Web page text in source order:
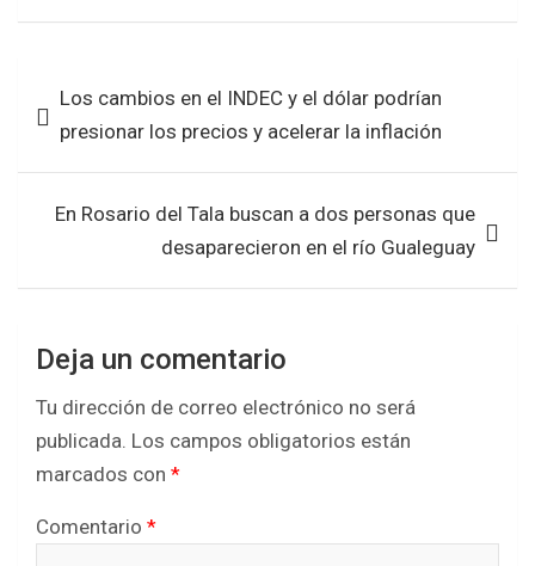
ce
o
o
k
tt at
A
p
p
ar
de
entradas
Los cambios en el INDEC y el dólar podrían
presionar los precios y acelerar la inflación
En Rosario del Tala buscan a dos personas que
desaparecieron en el río Gualeguay
Deja un comentario
Tu dirección de correo electrónico no será
publicada. Los campos obligatorios están
marcados con *
Comentario *